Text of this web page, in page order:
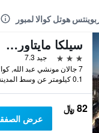
هوتل كوالا لمبور
سيلكا مايتاور كوالالمبور
3 نجوم
جيد 7.3
0.1 كيلومتر عن وسط المدينة
82 ﷼
عرض